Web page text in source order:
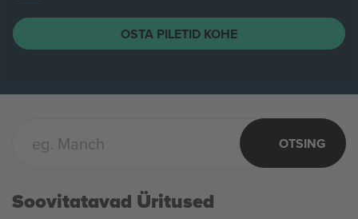
OSTA PILETID KOHE
OTSING
Soovitatavad Üritused